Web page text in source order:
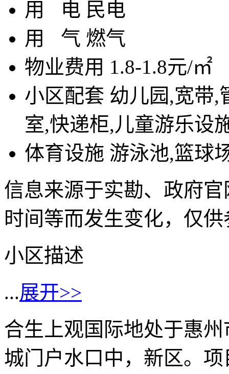
用
电 民电
用 气 燃气
物业费用 1.8-1.8元/㎡
小区配套 幼儿园,宽带,
室,快递柜,儿童游乐设
体育设施 游泳池,篮球
信息来源于实勘、政府
时间等而发生变化，仅
小区描述
...展开>>
合生上观国际地处于惠
城门户水口中，新区。